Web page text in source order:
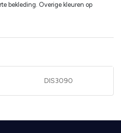
bekleding. Overige kleuren op
DIS3090